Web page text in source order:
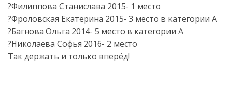
?Филиппова Станислава 2015- 1 место
?Фроловская Екатерина 2015- 3 место в категории А
?Багнова Ольга 2014- 5 место в категории А
?Николаева Софья 2016- 2 место
Так держать и только вперёд!